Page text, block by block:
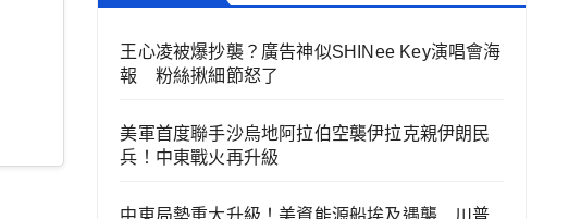
王心凌被爆抄襲？廣告神似SHINee Key演唱會海
報 粉絲揪細節怒了
美軍首度聯手沙烏地阿拉伯空襲伊拉克親伊朗民
兵！中東戰火再升級
中東局勢重大升級！美資能源船埃及遇襲 川普